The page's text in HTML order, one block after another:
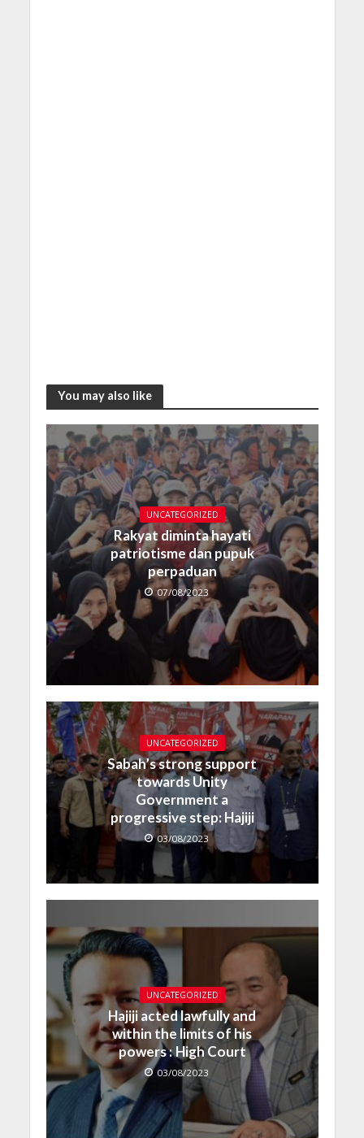
You may also like
UNCATEGORIZED
Rakyat diminta hayati
patriotisme dan pupuk
perpaduan
07/08/2023
UNCATEGORIZED
Sabah’s strong support
towards Unity
Government a
progressive step: Hajiji
03/08/2023
UNCATEGORIZED
Hajiji acted lawfully and
within the limits of his
powers : High Court
03/08/2023